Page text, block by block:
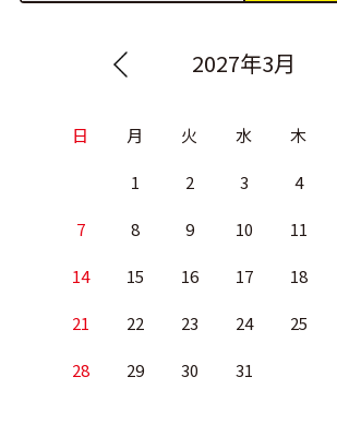
2027年3月
日 月 火 水 木
1 2 3 4
7 8 9 10 11
14 15 16 17 18
21 22 23 24 25
28 29 30 31